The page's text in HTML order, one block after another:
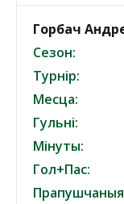
Горбач
Сезон:
Турнір:
Месца:
Гульні:
Мінуты:
Гол+Пас: